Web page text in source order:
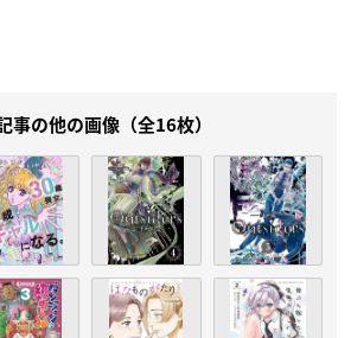
事の他の画像（全16枚）